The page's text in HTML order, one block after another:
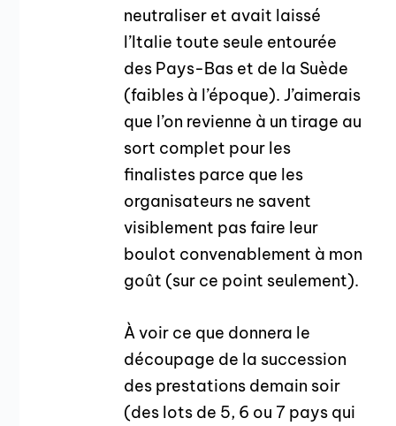
neutraliser et avait laissé
l’Italie toute seule entourée
des Pays-Bas et de la Suède
(faibles à l’époque). J’aimerais
que l’on revienne à un tirage au
sort complet pour les
finalistes parce que les
organisateurs ne savent
visiblement pas faire leur
boulot convenablement à mon
goût (sur ce point seulement).
À voir ce que donnera le
découpage de la succession
des prestations demain soir
(des lots de 5, 6 ou 7 pays qui